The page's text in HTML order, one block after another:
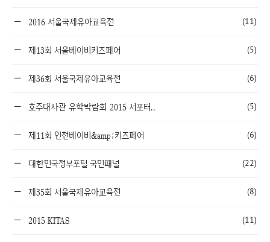
2016 서울국제유아교육전 (11)
제13회 서울베이비키즈페어 (5)
제36회 서울국제유아교육전 (6)
호주대사관 유학박람회 2015 서포터.. (5)
제11회 인천베이비&amp;키즈페어 (6)
대한민국정부포털 국민패널 (22)
제35회 서울국제유아교육전 (8)
2015 KITAS (11)